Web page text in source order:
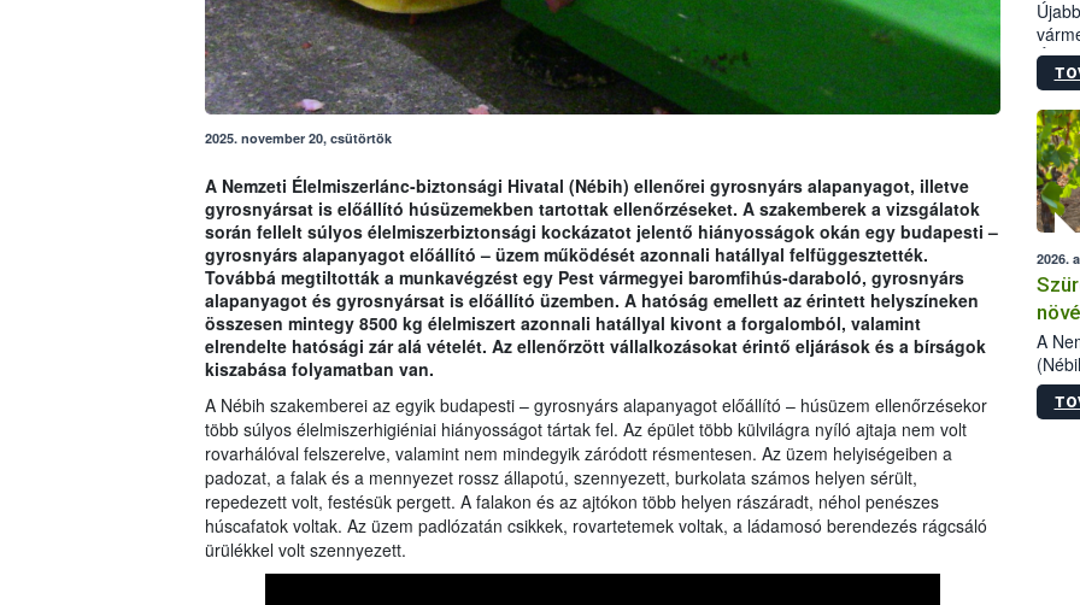
2025. november 20, csütörtök
A Nemzeti Élelmiszerlánc-biztonsági Hivatal (Nébih) ellenőrei gyrosnyárs alapanyagot, illetve
gyrosnyársat is előállító húsüzemekben tartottak ellenőrzéseket. A szakemberek a vizsgálatok
során fellelt súlyos élelmiszerbiztonsági kockázatot jelentő hiányosságok okán egy budapesti –
gyrosnyárs alapanyagot előállító – üzem működését azonnali hatállyal felfüggesztették.
Továbbá megtiltották a munkavégzést egy Pest vármegyei baromfihús-daraboló, gyrosnyárs
alapanyagot és gyrosnyársat is előállító üzemben. A hatóság emellett az érintett helyszíneken
összesen mintegy 8500 kg élelmiszert azonnali hatállyal kivont a forgalomból, valamint
elrendelte hatósági zár alá vételét. Az ellenőrzött vállalkozásokat érintő eljárások és a bírságok
kiszabása folyamatban van.
A Nébih szakemberei az egyik budapesti – gyrosnyárs alapanyagot előállító – húsüzem ellenőrzésekor
több súlyos élelmiszerhigiéniai hiányosságot tártak fel. Az épület több külvilágra nyíló ajtaja nem volt
rovarhálóval felszerelve, valamint nem mindegyik záródott résmentesen. Az üzem helyiségeiben a
padozat, a falak és a mennyezet rossz állapotú, szennyezett, burkolata számos helyen sérült,
repedezett volt, festésük pergett. A falakon és az ajtókon több helyen rászáradt, néhol penészes
húscafatok voltak. Az üzem padlózatán csikkek, rovartetemek voltak, a ládamosó berendezés rágcsáló
ürülékkel volt szennyezett.
2026.
A